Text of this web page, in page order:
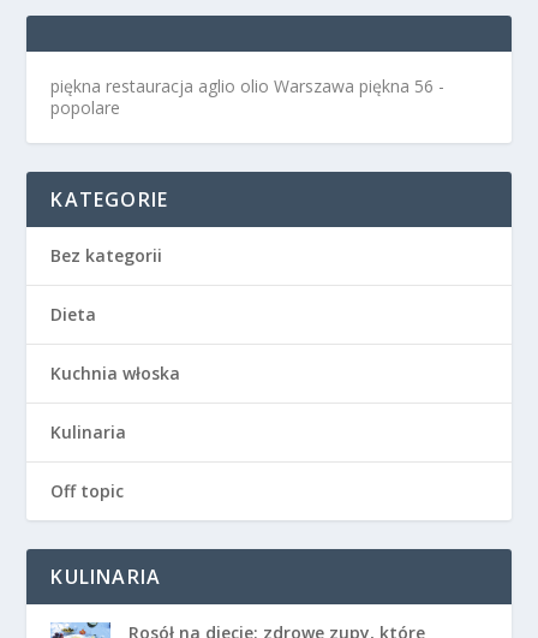
piękna restauracja aglio olio Warszawa piękna 56 -
popolare
KATEGORIE
Bez kategorii
Dieta
Kuchnia włoska
Kulinaria
Off topic
KULINARIA
Rosół na diecie: zdrowe zupy, które